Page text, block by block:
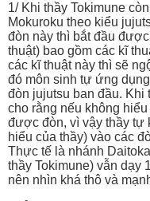
1/ Khi thầy Tokimune
Mokuroku theo kiểu
đòn này thì bắt đầu
thuật) bao gồm các kĩ
các kĩ thuật này thì sẽ
đó môn sinh tự ứng
đòn jujutsu ban đầu.
cho rằng nếu không
được đòn, vì vậy thầy tự
hiểu của thầy) vào các
Thực tế là nhánh
thầy Tokimune) vẫn dạy
nên nhìn khá thô và